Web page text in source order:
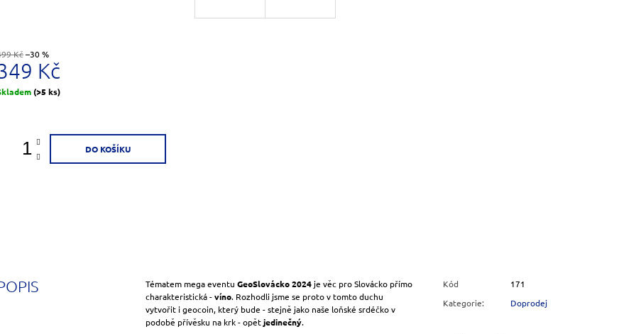
Kč–30 %
Kč
(>5 ks)
DO KOŠÍKU
Tématem mega eventu GeoSlovácko 2024je věc pro Slovácko přímo
charakteristická -víno. Rozhodli jsme se proto v tomto duchu
vytvořit i geocoin, který bude - stejně jako naše loňské srdéčko v
podobě přívěsku na krk - opětjedinečný.
Kód
171
Kategorie: Doprodej